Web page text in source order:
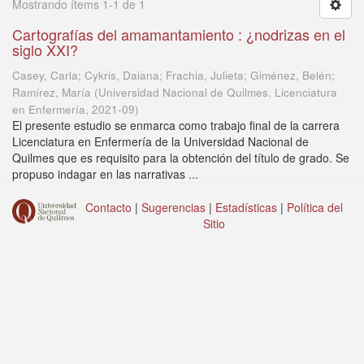
Mostrando ítems 1-1 de 1
Cartografías del amamantamiento : ¿nodrizas en el
siglo XXI?
Casey, Carla; Cykris, Daiana; Frachia, Julieta; Giménez, Belén;
Ramírez, María (Universidad Nacional de Quilmes. Licenciatura
en Enfermería, 2021-09)
El presente estudio se enmarca como trabajo final de la carrera
Licenciatura en Enfermería de la Universidad Nacional de
Quilmes que es requisito para la obtención del título de grado. Se
propuso indagar en las narrativas ...
Contacto | Sugerencias | Estadísticas | Política del
Sitio